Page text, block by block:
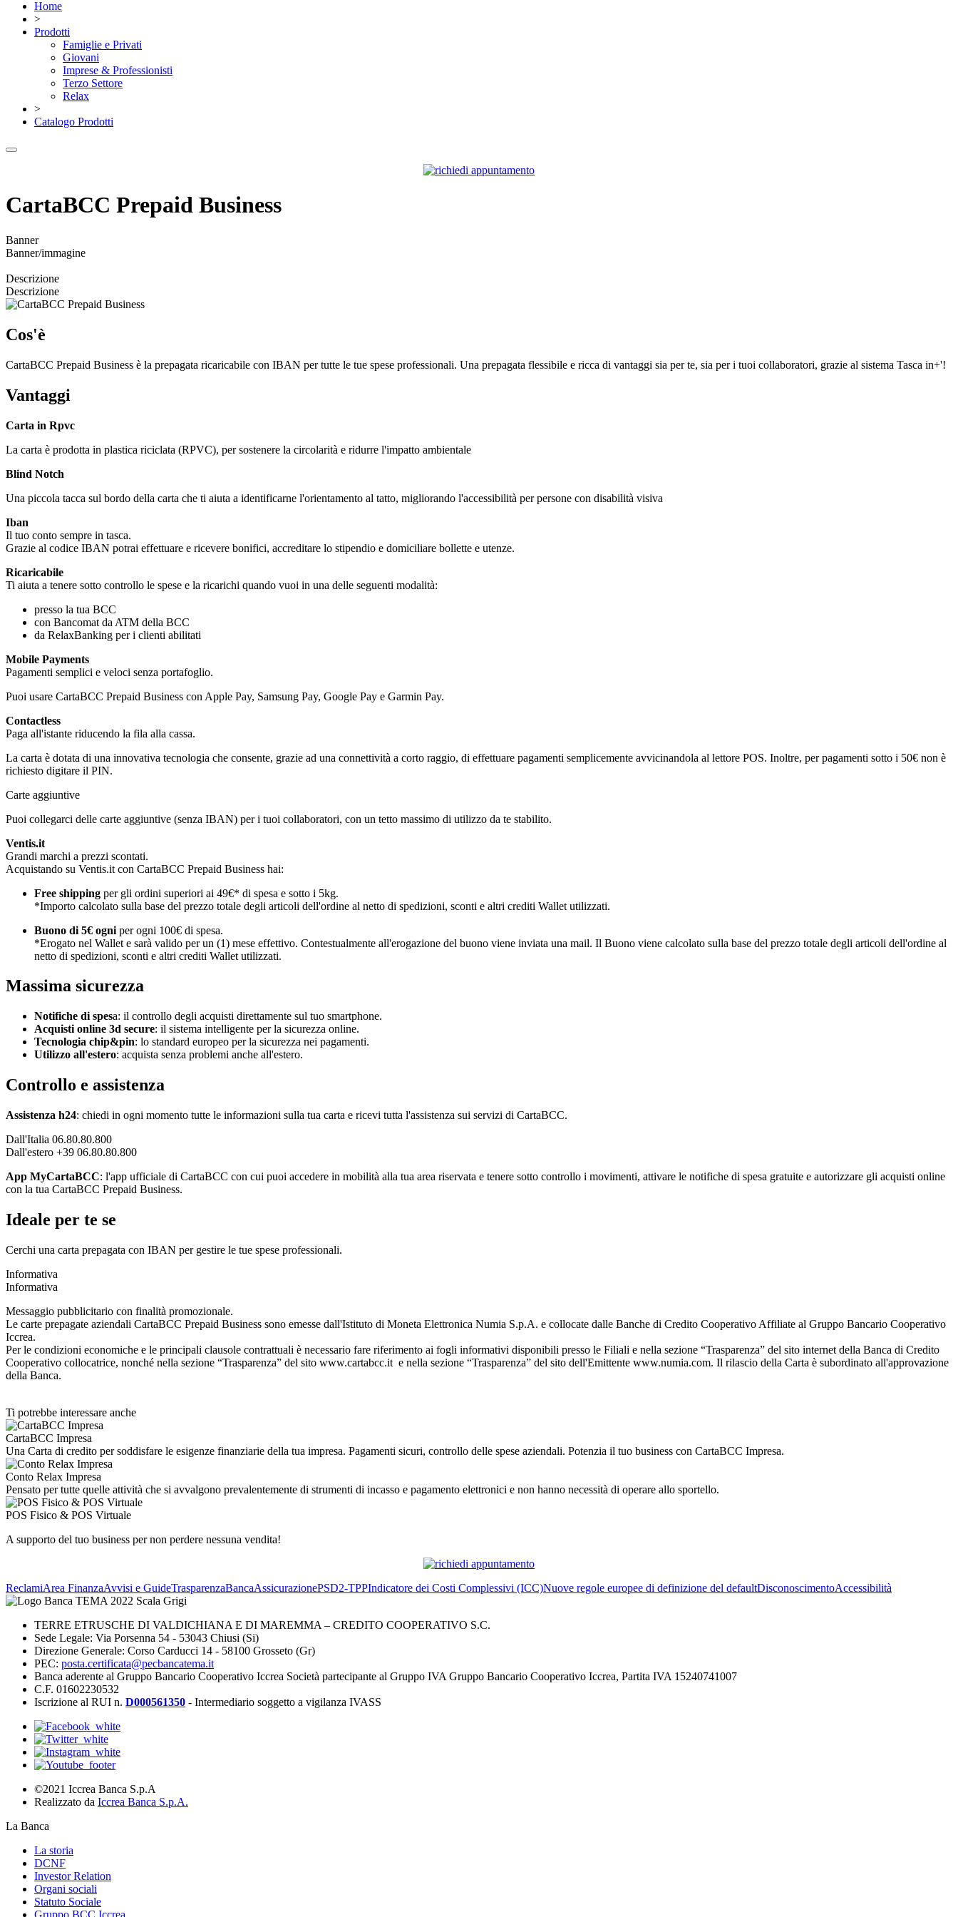
Home
>
Prodotti
Famiglie e Privati
Giovani
Imprese & Professionisti
Terzo Settore
Relax
>
Catalogo Prodotti
CartaBCC Prepaid Business
Banner
Banner/immagine
Descrizione
Descrizione
Cos'è
CartaBCC Prepaid Business è la prepagata ricaricabile con IBAN per tutte le tue spese professionali. Una prepagata flessibile e ricca di vantaggi sia per te, sia per i tuoi collaboratori, grazie al sistema Tasca in+'!
Vantaggi
Carta in Rpvc
La carta è prodotta in plastica riciclata (RPVC), per sostenere la circolarità e ridurre l'impatto ambientale
Blind Notch
Una piccola tacca sul bordo della carta che ti aiuta a identificarne l'orientamento al tatto, migliorando l'accessibilità per persone con disabilità visiva
Iban
Il tuo conto sempre in tasca.
Grazie al codice IBAN potrai effettuare e ricevere bonifici, accreditare lo stipendio e domiciliare bollette e utenze.
Ricaricabile
Ti aiuta a tenere sotto controllo le spese e la ricarichi quando vuoi in una delle seguenti modalità:
presso la tua BCC
con Bancomat da ATM della BCC
da RelaxBanking per i clienti abilitati
Mobile Payments
Pagamenti semplici e veloci senza portafoglio.
Puoi usare CartaBCC Prepaid Business con Apple Pay, Samsung Pay, Google Pay e Garmin Pay.
Contactless
Paga all'istante riducendo la fila alla cassa.
La carta è dotata di una innovativa tecnologia che consente, grazie ad una connettività a corto raggio, di effettuare pagamenti semplicemente avvicinandola al lettore POS. Inoltre, per pagamenti sotto i 50€ non è
richiesto digitare il PIN.
Carte aggiuntive
Puoi collegarci delle carte aggiuntive (senza IBAN) per i tuoi collaboratori, con un tetto massimo di utilizzo da te stabilito.
Ventis.it
Grandi marchi a prezzi scontati.
Acquistando su Ventis.it con CartaBCC Prepaid Business hai:
Free shipping per gli ordini superiori ai 49€* di spesa e sotto i 5kg.
*Importo calcolato sulla base del prezzo totale degli articoli dell'ordine al netto di spedizioni, sconti e altri crediti Wallet utilizzati.
Buono di 5€ ogni per ogni 100€ di spesa.
*Erogato nel Wallet e sarà valido per un (1) mese effettivo. Contestualmente all'erogazione del buono viene inviata una mail. Il Buono viene calcolato sulla base del prezzo totale degli articoli dell'ordine al
netto di spedizioni, sconti e altri crediti Wallet utilizzati.
Massima sicurezza
Notifiche di spesa: il controllo degli acquisti direttamente sul tuo smartphone.
Acquisti online 3d secure: il sistema intelligente per la sicurezza online.
Tecnologia chip&pin: lo standard europeo per la sicurezza nei pagamenti.
Utilizzo all'estero: acquista senza problemi anche all'estero.
Controllo e assistenza
Assistenza h24: chiedi in ogni momento tutte le informazioni sulla tua carta e ricevi tutta l'assistenza sui servizi di CartaBCC.
Dall'Italia 06.80.80.800
Dall'estero +39 06.80.80.800
App MyCartaBCC: l'app ufficiale di CartaBCC con cui puoi accedere in mobilità alla tua area riservata e tenere sotto controllo i movimenti, attivare le notifiche di spesa gratuite e autorizzare gli acquisti online
con la tua CartaBCC Prepaid Business.
Ideale per te se
Cerchi una carta prepagata con IBAN per gestire le tue spese professionali.
Informativa
Informativa
Messaggio pubblicitario con finalità promozionale.
Le carte prepagate aziendali CartaBCC Prepaid Business sono emesse dall'Istituto di Moneta Elettronica Numia S.p.A. e collocate dalle Banche di Credito Cooperativo Affiliate al Gruppo Bancario Cooperativo
Iccrea.
Per le condizioni economiche e le principali clausole contrattuali è necessario fare riferimento ai fogli informativi disponibili presso le Filiali e nella sezione “Trasparenza” del sito internet della Banca di Credito
Cooperativo collocatrice, nonché nella sezione “Trasparenza” del sito www.cartabcc.it e nella sezione “Trasparenza” del sito dell'Emittente www.numia.com. Il rilascio della Carta è subordinato all'approvazione
della Banca.
Ti potrebbe interessare anche
CartaBCC Impresa
Una Carta di credito per soddisfare le esigenze finanziarie della tua impresa. Pagamenti sicuri, controllo delle spese aziendali. Potenzia il tuo business con CartaBCC Impresa.
Conto Relax Impresa
Pensato per tutte quelle attività che si avvalgono prevalentemente di strumenti di incasso e pagamento elettronici e non hanno necessità di operare allo sportello.
POS Fisico & POS Virtuale
A supporto del tuo business per non perdere nessuna vendita!
ReclamiArea FinanzaAvvisi e GuideTrasparenzaBancaAssicurazionePSD2-TPPIndicatore dei Costi Complessivi (ICC)Nuove regole europee di definizione del defaultDisconoscimentoAccessibilità
TERRE ETRUSCHE DI VALDICHIANA E DI MAREMMA – CREDITO COOPERATIVO S.C.
Sede Legale: Via Porsenna 54 - 53043 Chiusi (Si)
Direzione Generale: Corso Carducci 14 - 58100 Grosseto (Gr)
PEC: posta.certificata@pecbancatema.it
Banca aderente al Gruppo Bancario Cooperativo Iccrea Società partecipante al Gruppo IVA Gruppo Bancario Cooperativo Iccrea, Partita IVA 15240741007
C.F. 01602230532
Iscrizione al RUI n. D000561350 - Intermediario soggetto a vigilanza IVASS
©2021 Iccrea Banca S.p.A
Realizzato da Iccrea Banca S.p.A.
La Banca
La storia
DCNF
Investor Relation
Organi sociali
Statuto Sociale
Gruppo BCC Iccrea